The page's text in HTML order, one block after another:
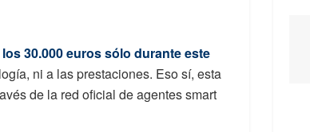
30.000 euros sólo durante este
ni a las prestaciones. Eso sí, esta
de la red oficial de agentes smart